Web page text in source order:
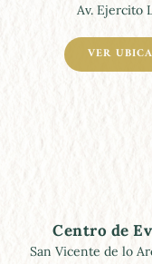
Av. Ejercito
VER
Centro de
San Vicente de lo